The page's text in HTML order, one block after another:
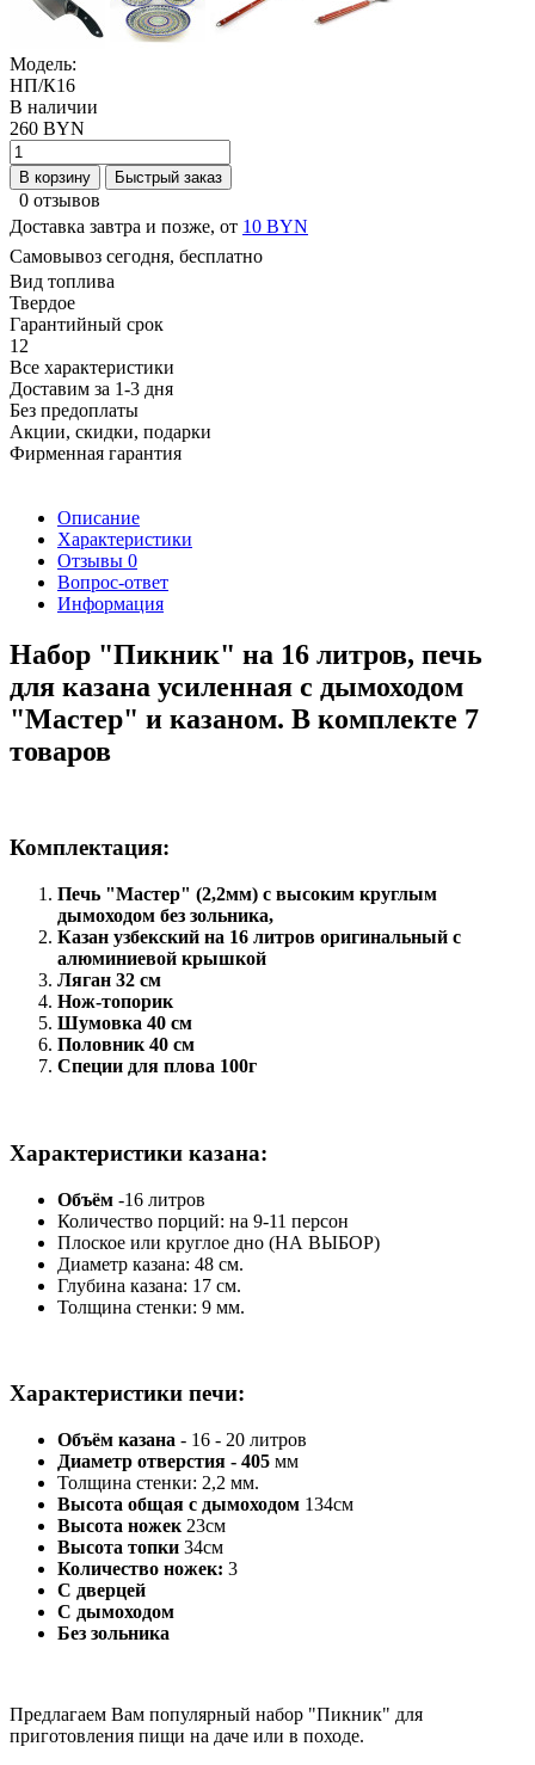
Модель:
НП/К16
В наличии
260 BYN
В корзину Быстрый заказ
0 отзывов
Доставка завтра и позже, от 10 BYN
Самовывоз сегодня, бесплатно
Вид топлива
Твердое
Гарантийный срок
12
Все характеристики
Доставим за 1-3 дня
Без предоплаты
Акции, скидки, подарки
Фирменная гарантия
Описание
Характеристики
Отзывы 0
Вопрос-ответ
Информация
Набор "Пикник" на 16 литров, печь
для казана усиленная с дымоходом
"Мастер" и казаном. В комплекте 7
товаров
Комплектация:
Печь "Мастер" (2,2мм) с высоким круглым
дымоходом без зольника,
Казан узбекский на 16 литров оригинальный с
алюминиевой крышкой
Ляган 32 см
Нож-топорик
Шумовка 40 см
Половник 40 см
Специи для плова 100г
Характеристики казана:
Объём -16 литров
Количество порций: на 9-11 персон
Плоское или круглое дно (НА ВЫБОР)
Диаметр казана: 48 см.
Глубина казана: 17 см.
Толщина стенки: 9 мм.
Характеристики печи:
Объём казана - 16 - 20 литров
Диаметр отверстия - 405 мм
Толщина стенки: 2,2 мм.
Высота общая с дымоходом 134см
Высота ножек 23см
Высота топки 34см
Количество ножек: 3
С дверцей
С дымоходом
Без зольника
Предлагаем Вам популярный набор "Пикник" для
приготовления пищи на даче или в походе.